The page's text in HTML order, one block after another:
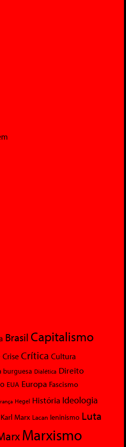
Brasil Capitalismo
Crise Crítica Cultura
burguesa Dialética Direito
EUA Europa Fascismo
Hegel História Ideologia
Karl Marx Lacan leninismo Luta
Marxismo